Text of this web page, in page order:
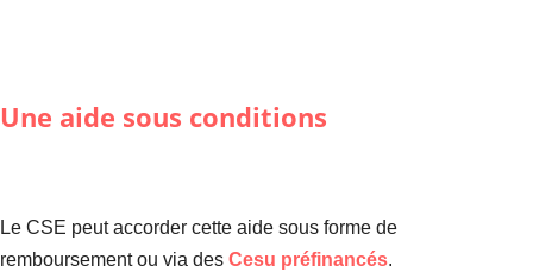
Une aide sous conditions
Le CSE peut accorder cette aide sous forme de
remboursement ou via des Cesu préfinancés.